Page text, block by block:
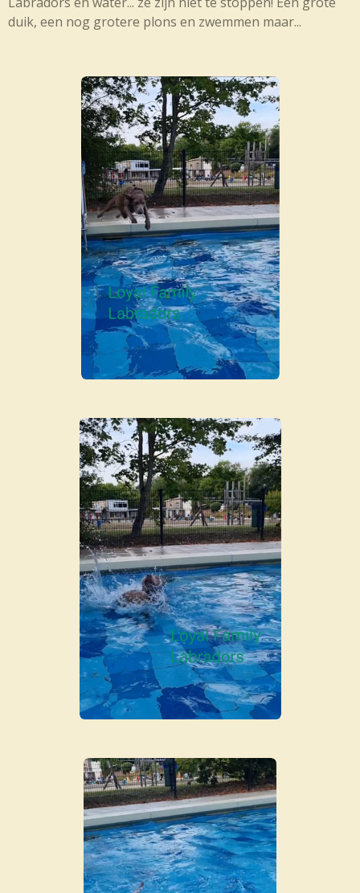
duik, een nog grotere plons en zwemmen maar...